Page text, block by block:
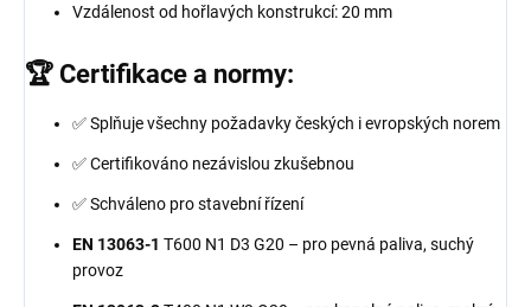
Vzdálenost od hořlavých konstrukcí: 20 mm
🏆 Certifikace a normy:
✅ Splňuje všechny požadavky českých i evropských norem
✅ Certifikováno nezávislou zkušebnou
✅ Schváleno pro stavební řízení
EN 13063-1 T600 N1 D3 G20 – pro pevná paliva, suchý
provoz